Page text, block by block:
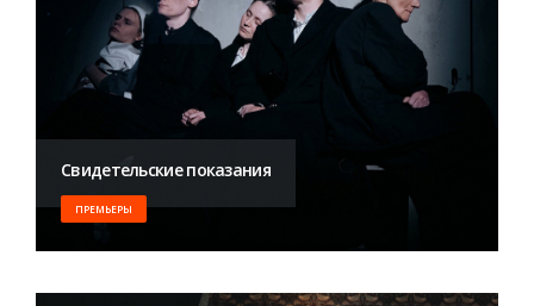
Свидетельские показания
ПРЕМЬЕРЫ